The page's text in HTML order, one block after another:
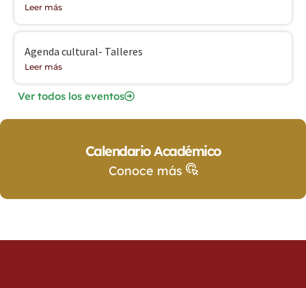
Leer más
Agenda cultural- Talleres
Leer más
Ver todos los eventos
Calendario Académico
Conoce más